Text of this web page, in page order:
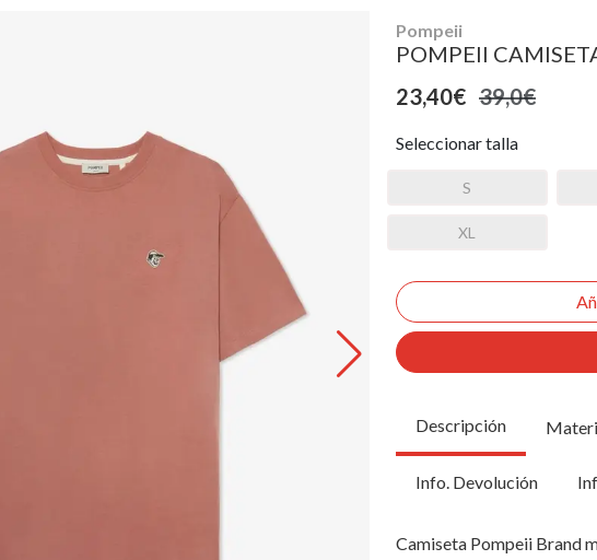
Pompeii
POMPEII
23,40€ 39,0€
Seleccionar talla
S
XL
Descripción
Info. Devolución
Camiseta Pompeii Brand